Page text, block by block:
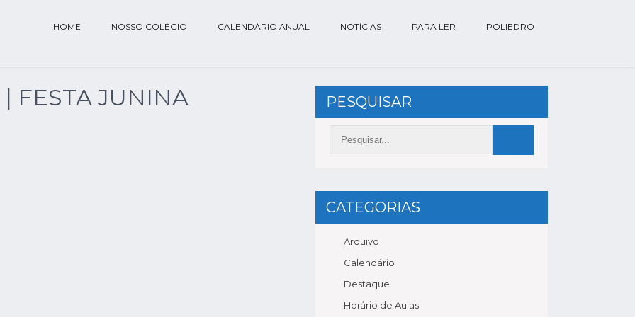
HOME NOSSO COLÉGIO CALENDÁRIO ANUAL NOTÍCIAS PARA LER POLIEDRO
FESTA JUNINA PESQUISAR
CATEGORIAS
Arquivo
Calendário
Destaque
Horário de Aulas